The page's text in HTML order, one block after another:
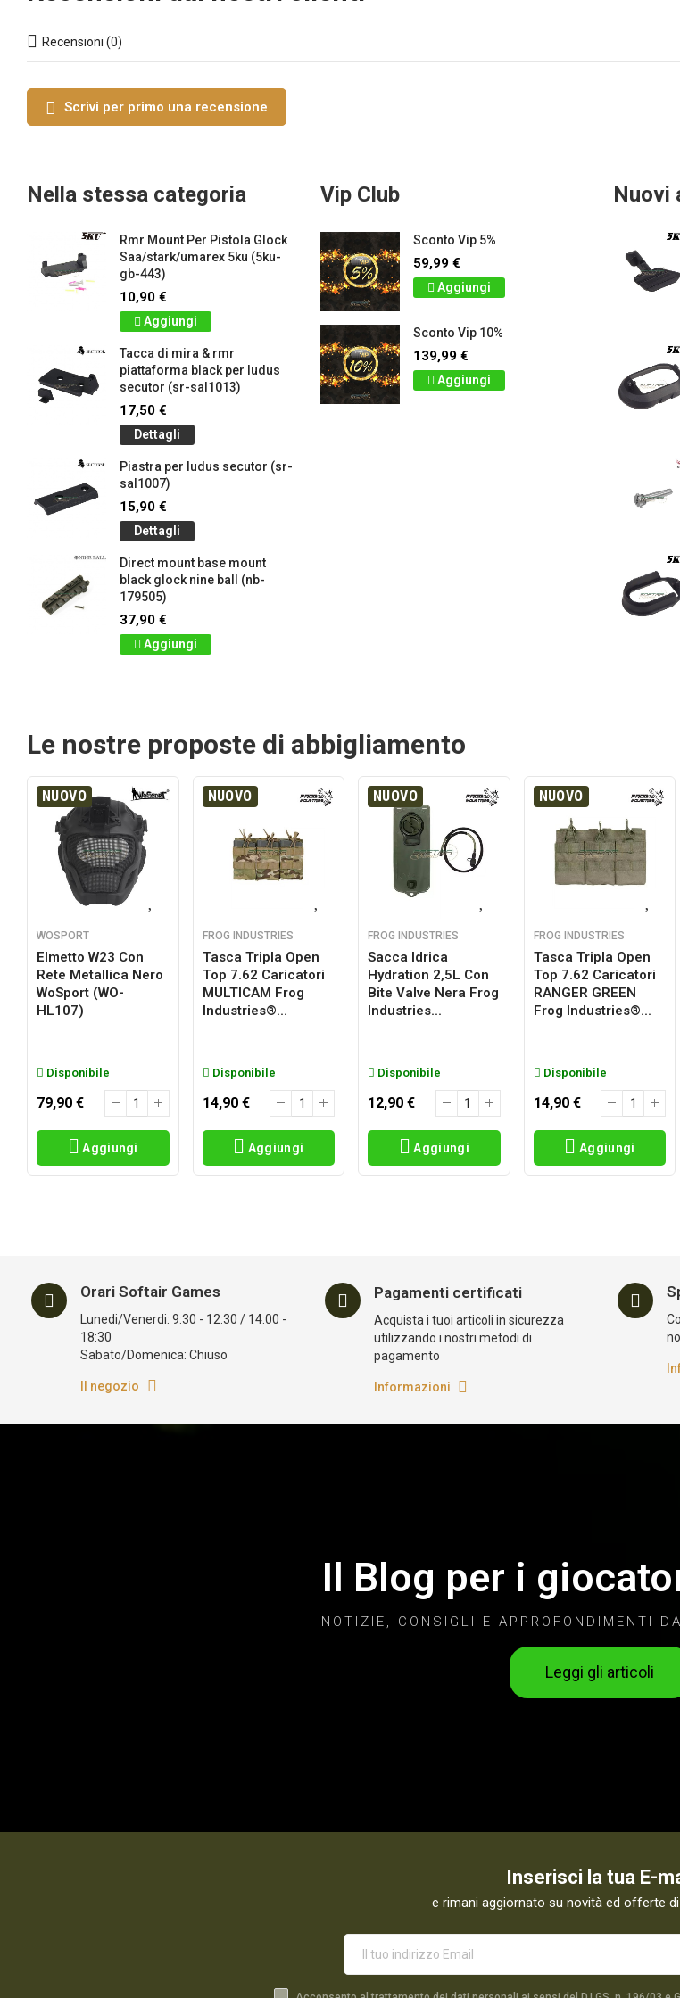
Recensioni (0)
Scrivi per primo una recensione
Nella stessa categoria
Rmr Mount Per Pistola Glock
Saa/stark/umarex 5ku (5ku-
gb-443)
10,90 €
Aggiungi
Tacca di mira & rmr
piattaforma black per ludus
secutor (sr-sal1013)
17,50 €
Dettagli
Piastra per ludus secutor (sr-
sal1007)
15,90 €
Dettagli
Direct mount base mount
black glock nine ball (nb-
179505)
37,90 €
Aggiungi
Vip Club
Sconto Vip 5%
59,99 €
Aggiungi
Sconto Vip 10%
139,99 €
Aggiungi
Nuovi
Le nostre proposte di abbigliamento
NUOVO
WOSPORT
Elmetto W23 Con
Rete Metallica Nero
WoSport (WO-
HL107)
Disponibile
79,90 €
Aggiungi
NUOVO
FROG INDUSTRIES
Tasca Tripla Open
Top 7.62 Caricatori
MULTICAM Frog
Industries®...
Disponibile
14,90 €
Aggiungi
NUOVO
FROG INDUSTRIES
Sacca Idrica
Hydration 2,5L Con
Bite Valve Nera Frog
Industries...
Disponibile
12,90 €
Aggiungi
NUOVO
FROG INDUSTRIES
Tasca Tripla Open
Top 7.62 Caricatori
RANGER GREEN
Frog Industries®...
Disponibile
14,90 €
Aggiungi
Orari Softair Games
Lunedi/Venerdi: 9:30 - 12:30 / 14:00 -
18:30
Sabato/Domenica: Chiuso
Il negozio
Pagamenti certificati
Acquista i tuoi articoli in sicurezza
utilizzando i nostri metodi di
pagamento
Informazioni
Il Blog per i
NOTIZIE, CONSIGLI E APPROFONDIMENTI
Leggi gli articoli
Inserisci la tua E-
e rimani aggiornato su novità ed offerte